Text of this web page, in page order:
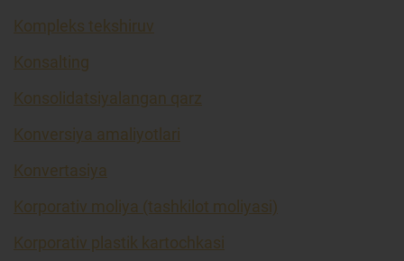
Kompleks tekshiruv
Konsalting
Konsolidatsiyalangan qarz
Konversiya amaliyotlari
Konvertasiya
Korporativ moliya (tashkilot moliyasi)
Korporativ plastik kartochkasi